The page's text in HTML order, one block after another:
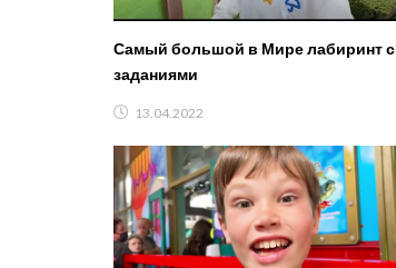
Самый большой в Мире лабиринт с
заданиями
13.04.2022